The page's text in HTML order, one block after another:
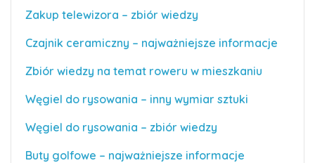
Zakup telewizora – zbiór wiedzy
Czajnik ceramiczny – najważniejsze informacje
Zbiór wiedzy na temat roweru w mieszkaniu
Węgiel do rysowania – inny wymiar sztuki
Węgiel do rysowania – zbiór wiedzy
Buty golfowe – najważniejsze informacje